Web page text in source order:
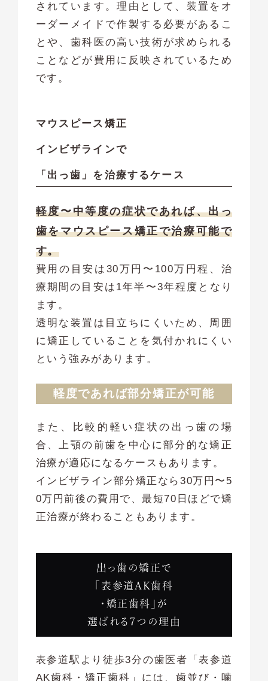
されています。理由として、装置をオ
ーダーメイドで作製する必要があるこ
とや、歯科医の高い技術が求められる
ことなどが費用に反映されているため
です。
マウスピース矯正
インビザラインで
「出っ歯」を治療するケース
軽度〜中等度の症状であれば、出っ
歯をマウスピース矯正で治療可能で
す。
費用の目安は30万円〜100万円程、治
療期間の目安は1年半〜3年程度となり
ます。
透明な装置は目立ちにくいため、周囲
に矯正していることを気付かれにくい
という強みがあります。
軽度であれば部分矯正が可能
また、比較的軽い症状の出っ歯の場
合、上顎の前歯を中心に部分的な矯正
治療が適応になるケースもあります。
インビザライン部分矯正なら30万円〜5
0万円前後の費用で、最短70日ほどで矯
正治療が終わることもあります。
出っ歯の矯正で
「表参道AK歯科
・矯正歯科」が
選ばれる７つの理由
表参道駅より徒歩3分の歯医者「表参道
AK歯科・矯正歯科」には、歯並び・噛